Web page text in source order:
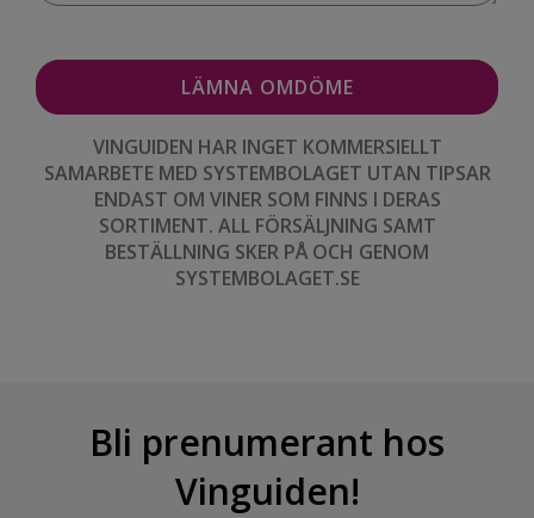
VINGUIDEN HAR INGET KOMMERSIELLT
SAMARBETE MED SYSTEMBOLAGET UTAN TIPSAR
ENDAST OM VINER SOM FINNS I DERAS
SORTIMENT. ALL FÖRSÄLJNING SAMT
BESTÄLLNING SKER PÅ OCH GENOM
SYSTEMBOLAGET.SE
Bli prenumerant hos
Vinguiden!